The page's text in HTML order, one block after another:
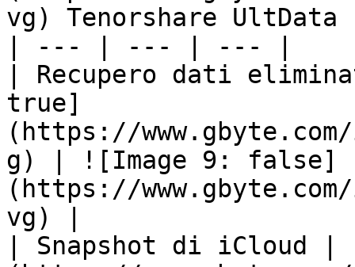
vg) Tenorshare
| --- | --- | --- |
| Recupero dati
true]
(https://
g) | ![Image 9: false]
(https://
vg) |
| Snapshot di iCloud